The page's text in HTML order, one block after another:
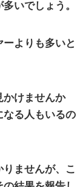
いでしょう。
よりも多いと
かけませんか
なる人もいるの
ませんが、こ